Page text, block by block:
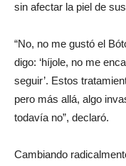
sin afectar la piel de
“No, no me gustó el
digo: ‘híjole, no me
seguir’. Estos
pero más allá, algo
todavía no”, declaró.
Cambiando